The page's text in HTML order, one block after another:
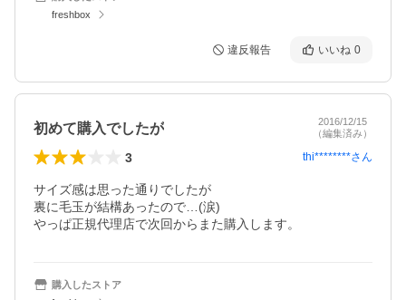
freshbox
違反報告 いいね 0
初めて購入でしたが
2016/12/15
（編集済み）
3 thi********さん
サイズ感は思った通りでしたが
裏に毛玉が結構あったので…(涙)
やっぱ正規代理店で次回からまた購入します。
購入したストア